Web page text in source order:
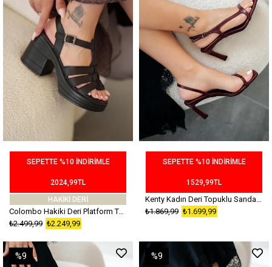
SEPETTE %10 İNDİRİMLE
2024,99TL
HAKİKİ DERİ
Colombo Hakiki Deri Platform Topuklu Sandalet Siyah
₺2.249,99
₺2.499,99
SEPETTE %10 İNDİRİMLE
1529,99TL
Kenty Kadın Deri Topuklu Sandalet Bordo
₺1.699,99
₺1.869,99
%9 %9